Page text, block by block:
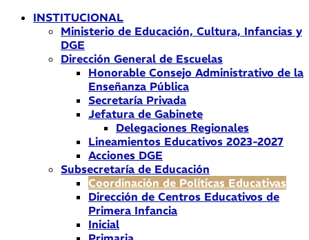
INSTITUCIONAL
Ministerio de Educación, Cultura, Infancias y
DGE
Dirección General de Escuelas
Honorable Consejo Administrativo de la
Enseñanza Pública
Secretaría Privada
Jefatura de Gabinete
Delegaciones Regionales
Lineamientos Educativos 2023-2027
Acciones DGE
Subsecretaría de Educación
Coordinación de Políticas Educativas
Dirección de Centros Educativos de
Primera Infancia
Inicial